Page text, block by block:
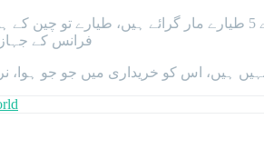
اپنے ایک انٹرویو میں سبرامنین سوامی نے کہا کہ پاکستان نے
فرانس کے جہاز اتنے
نہیں ہیں، اس کو خریداری میں جو جو